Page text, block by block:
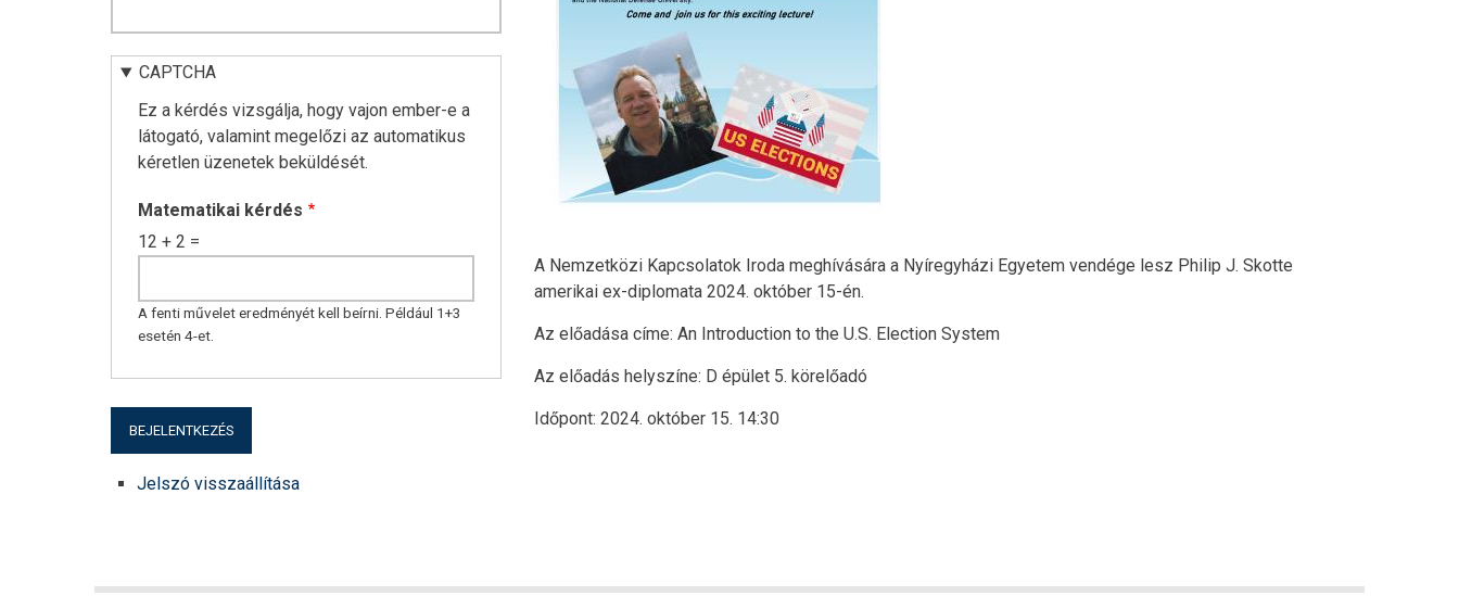
CAPTCHA
Ez a kérdés vizsgálja, hogy vajon ember-e a
látogató, valamint megelőzi az automatikus
kéretlen üzenetek beküldését.
Matematikai kérdés
12 + 2 =
A fenti művelet eredményét kell beírni. Például 1+3
esetén 4-et.
Jelszó visszaállítása
A Nemzetközi Kapcsolatok Iroda meghívására a Nyíregyházi Egyetem vendége lesz Philip J. Skotte
amerikai ex-diplomata 2024. október 15-én.
Az előadása címe: An Introduction to the U.S. Election System
Az előadás helyszíne: D épület 5. körelőadó
Időpont: 2024. október 15. 14:30